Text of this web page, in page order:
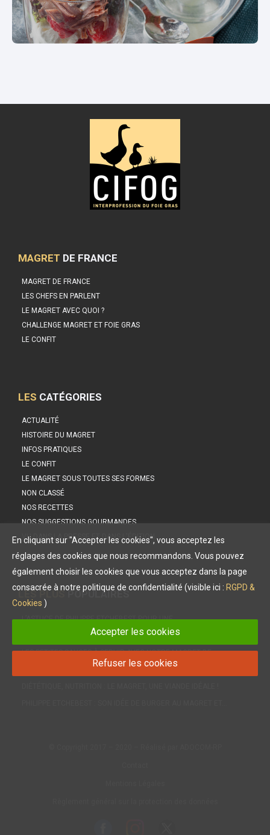
MAGRET DE FRANCE
MAGRET DE FRANCE
LES CHEFS EN PARLENT
LE MAGRET AVEC QUOI ?
CHALLENGE MAGRET ET FOIE GRAS
LE CONFIT
LES CATÉGORIES
ACTUALITÉ
HISTOIRE DU MAGRET
INFOS PRATIQUES
LE CONFIT
LE MAGRET SOUS TOUTES SES FORMES
NON CLASSÉ
NOS RECETTES
NOS SUGGESTIONS GOURMANDES
VU DANS LA PRESSE ET DANS L'ÉDITION
LES PLUSPOPULAIRES
L’ASTUCE DE PHILIPPE ETCHEBEST POUR UNE…
MAGRET DE CANARD : LE CHEF PHILIPPE ETCHEBEST NOUS…
LES PETITES SAUCES À SERVIR AVEC NOTRE MAGRET DE…
En cliquant sur "Accepter les cookies", vous acceptez les
réglages des cookies que nous recommandons. Vous pouvez
également choisir les cookies que vous acceptez dans la page
consacrée à notre politique de confidentialité (visible ici : RGPD &
Cookies )
Accepter les cookies
Refuser les cookies